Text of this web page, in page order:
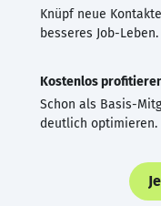
Knüpf neue
besseres Job-Leben.
Kostenlos
Schon als Basis-
deutlich optimieren.